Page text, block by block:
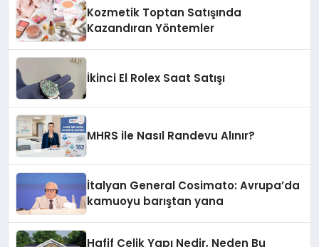
Kozmetik Toptan Satışında
Kazandıran Yöntemler
İkinci El Rolex Saat Satışı
MHRS ile Nasıl Randevu Alınır?
İtalyan General Cosimato: Avrupa’da
kamuoyu barıştan yana
Hafif Çelik Yapı Nedir, Neden Bu